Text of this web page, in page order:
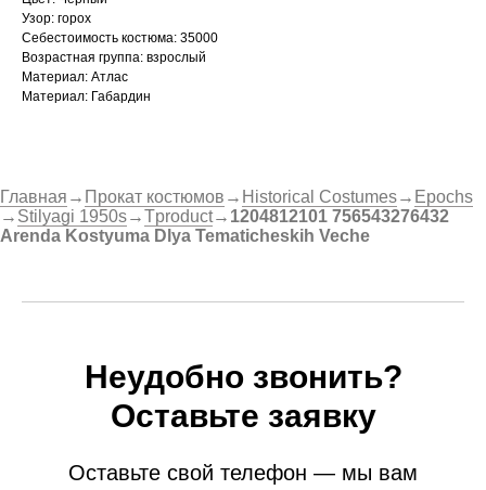
Узор: горох
Себестоимость костюма: 35000
Возрастная группа: взрослый
Материал: Атлас
Материал: Габардин
Главная → Прокат костюмов → Historical Costumes→ Epochs
→ Stilyagi 1950s→Tproduct→ 1204812101 756543276432
Arenda Kostyuma Dlya Tematicheskih Veche
Неудобно звонить?
Оставьте заявку
Оставьте свой телефон — мы вам